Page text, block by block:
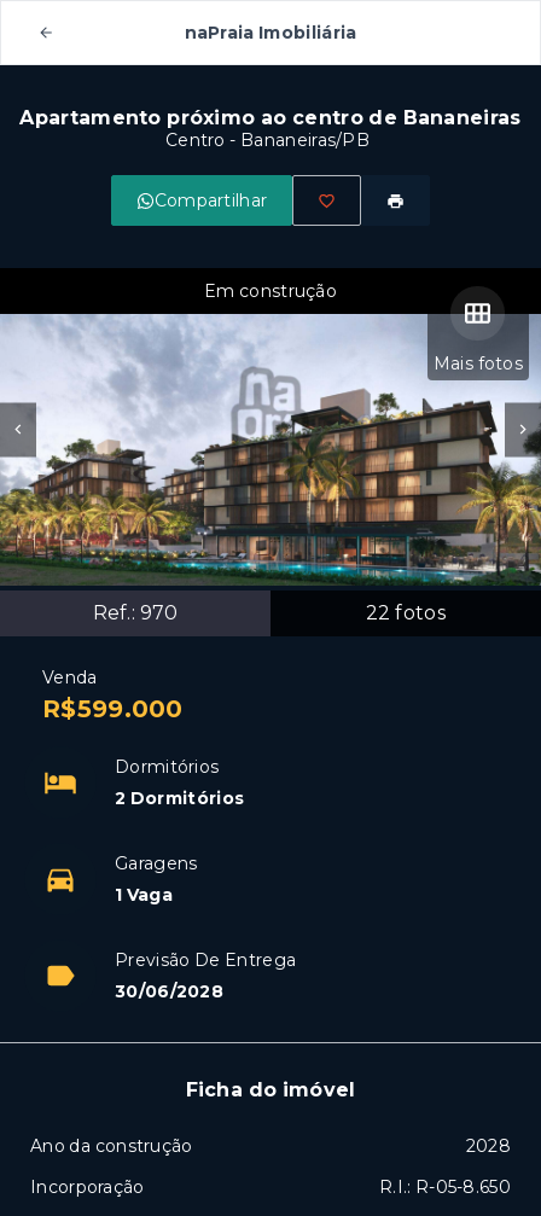
naPraia Imobiliária
Apartamento próximo ao centro de Bananeiras
Centro - Bananeiras/PB
Compartilhar
Mais fotos
Ref.: 970 22 fotos
Em construção
Venda
R$599.000
Dormitórios
2 Dormitórios
Garagens
1 Vaga
Previsão De Entrega
30/06/2028
Ficha do imóvel
Ano da construção
2028
Incorporação
R.I.: R-05-8.650